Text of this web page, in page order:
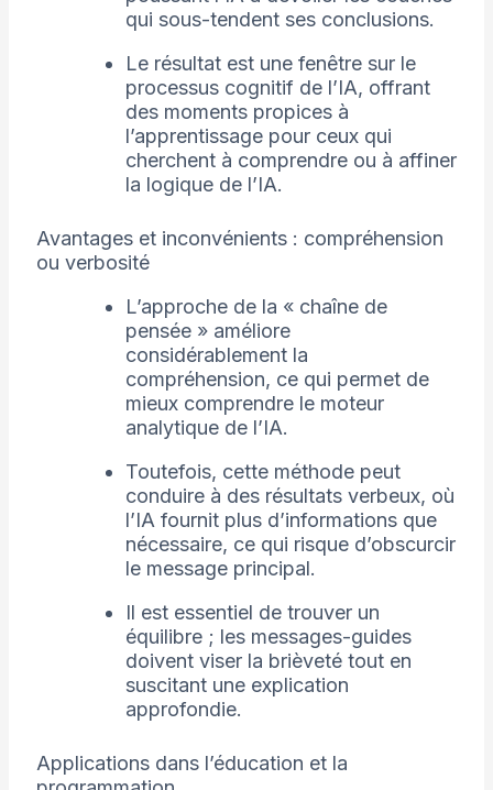
qui sous-tendent ses conclusions.
Le résultat est une fenêtre sur le
processus cognitif de l’IA, offrant
des moments propices à
l’apprentissage pour ceux qui
cherchent à comprendre ou à affiner
la logique de l’IA.
Avantages et inconvénients : compréhension
ou verbosité
L’approche de la « chaîne de
pensée » améliore
considérablement la
compréhension, ce qui permet de
mieux comprendre le moteur
analytique de l’IA.
Toutefois, cette méthode peut
conduire à des résultats verbeux, où
l’IA fournit plus d’informations que
nécessaire, ce qui risque d’obscurcir
le message principal.
Il est essentiel de trouver un
équilibre ; les messages-guides
doivent viser la brièveté tout en
suscitant une explication
approfondie.
Applications dans l’éducation et la